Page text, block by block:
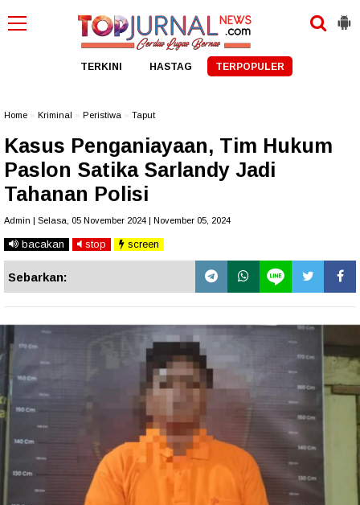
TERKINI HASTAG TERPOPULER
Home Kriminal Peristiwa Taput
Kasus Penganiayaan, Tim Hukum
Paslon Satika Sarlandy Jadi
Tahanan Polisi
Admin | Selasa, 05 November 2024 | November 05, 2024
bacakan stop screen
Sebarkan: